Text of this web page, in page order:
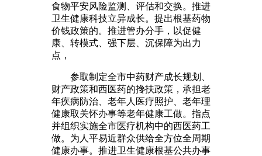
食物平安风险监测、评估和交换。推进
卫生健康科技立异成长。提出根基药物
价钱政策的。推进管办分手，以促健
康、转模式、强下层、沉保障为出力
点，
参取制定全市中药财产成长规划、
财产政策和西医药的搀扶政策，承担老
年疾病防治、老年人医疗照护、老年理
健康取关怀办事等老年健康工做。指点
并组织实施全市医疗机构中的西医药工
做。为人平易近群众供给全方位全周期
健康办事。推进卫生健康根基公共办事